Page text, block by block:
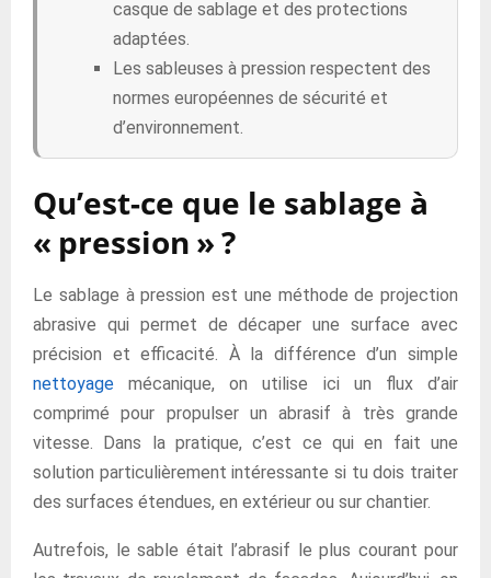
casque de sablage et des protections
adaptées.
Les sableuses à pression respectent des
normes européennes de sécurité et
d’environnement.
Qu’est-ce que le sablage à
« pression » ?
Le sablage à pression est une méthode de projection
abrasive qui permet de décaper une surface avec
précision et efficacité. À la différence d’un simple
nettoyage mécanique, on utilise ici un flux d’air
comprimé pour propulser un abrasif à très grande
vitesse. Dans la pratique, c’est ce qui en fait une
solution particulièrement intéressante si tu dois traiter
des surfaces étendues, en extérieur ou sur chantier.
Autrefois, le sable était l’abrasif le plus courant pour